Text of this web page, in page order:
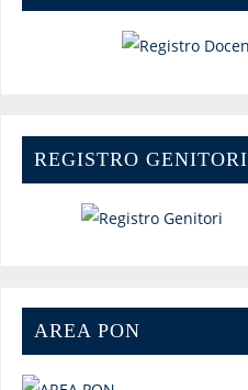
REGISTRO GENITORI
AREA PON